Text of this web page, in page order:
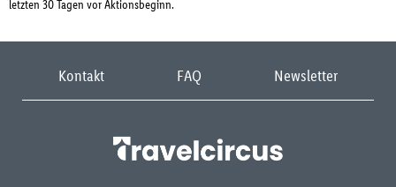
letzten 30 Tagen vor Aktionsbeginn.
Kontakt FAQ Newsletter